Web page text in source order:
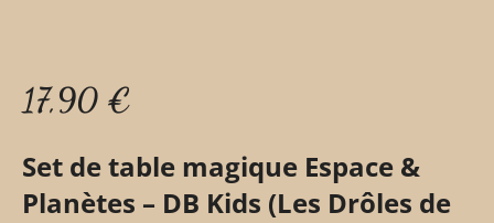
17,90 €
Set de table magique Espace &
Planètes – DB Kids (Les Drôles de